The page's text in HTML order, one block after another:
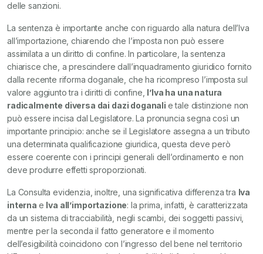
delle sanzioni.
La sentenza è importante anche con riguardo alla natura dell’Iva
all’importazione, chiarendo che l’imposta non può essere
assimilata a un diritto di confine. In particolare, la sentenza
chiarisce che, a prescindere dall’inquadramento giuridico fornito
dalla recente riforma doganale, che ha ricompreso l’imposta sul
valore aggiunto tra i diritti di confine, l’Iva ha una natura
radicalmente diversa dai dazi doganali e tale distinzione non
può essere incisa dal Legislatore. La pronuncia segna così un
importante principio: anche se il Legislatore assegna a un tributo
una determinata qualificazione giuridica, questa deve però
essere coerente con i principi generali dell’ordinamento e non
deve produrre effetti sproporzionati.
La Consulta evidenzia, inoltre, una significativa differenza tra Iva
interna e Iva all’importazione: la prima, infatti, è caratterizzata
da un sistema di tracciabilità, negli scambi, dei soggetti passivi,
mentre per la seconda il fatto generatore e il momento
dell’esigibilità coincidono con l’ingresso del bene nel territorio